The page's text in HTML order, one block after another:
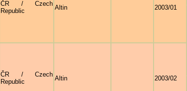
ČR / Czech
Republic
Altin 2003/01
ČR / Czech
Republic
Altin 2003/02